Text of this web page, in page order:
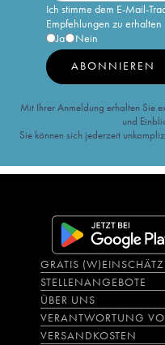
Ich stimme dem E-Mail-
Empfehlungen zu erhalten
Ja
Nein
ABONNIEREN
Mit Ihrer Anmeldung erhalten Sie
und
Sie können sich jederzeit
GRATIS
STELLENANGEBOTE
ÜBER UNS
VERANTWORTUNG
VERSANDKOSTEN